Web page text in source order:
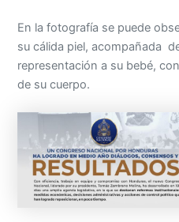
En la fotografía se puede
su cálida piel, acompañada
representación a su bebé,
de su cuerpo.